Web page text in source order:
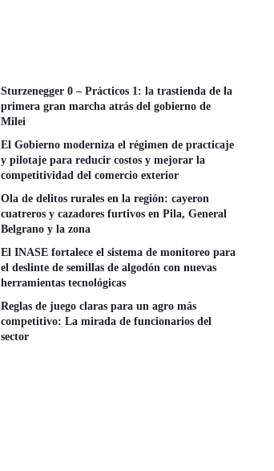
Sturzenegger 0 – Prácticos 1: la trastienda de la
primera gran marcha atrás del gobierno de
Milei
El Gobierno moderniza el régimen de practicaje
y pilotaje para reducir costos y mejorar la
competitividad del comercio exterior
Ola de delitos rurales en la región: cayeron
cuatreros y cazadores furtivos en Pila, General
Belgrano y la zona
El INASE fortalece el sistema de monitoreo para
el deslinte de semillas de algodón con nuevas
herramientas tecnológicas
Reglas de juego claras para un agro más
competitivo: La mirada de funcionarios del
sector